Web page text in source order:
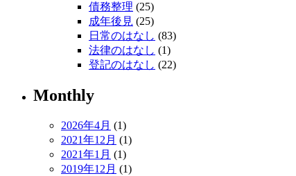
債務整理 (25)
成年後見 (25)
日常のはなし (83)
法律のはなし (1)
登記のはなし (22)
Monthly
2026年4月 (1)
2021年12月 (1)
2021年1月 (1)
2019年12月 (1)